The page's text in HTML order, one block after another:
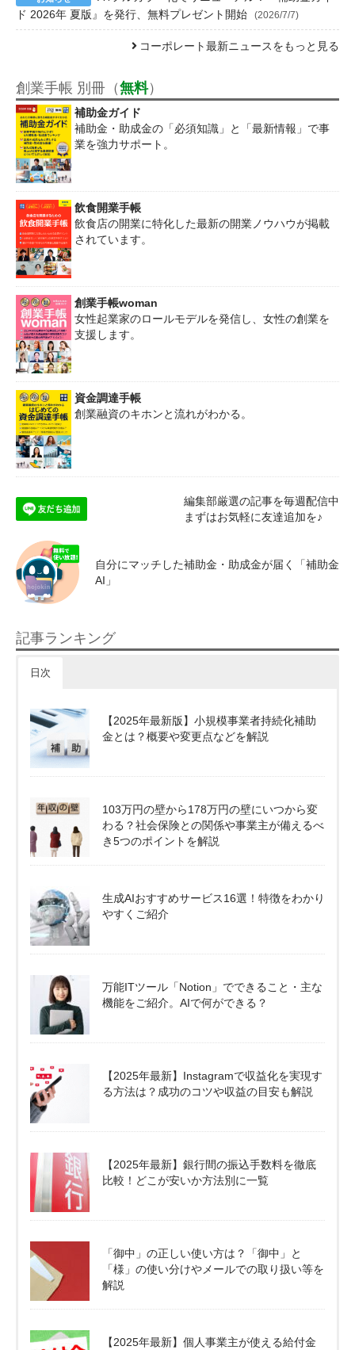
ド 2026年 夏版』を発行、無料プレゼント開始
(2026/7/7)
コーポレート最新ニュースをもっと見る
創業手帳 別冊（無料）
補助金ガイド
補助金・助成金の「必須知識」と「最新情報」で事
業を強力サポート。
飲食開業手帳
飲食店の開業に特化した最新の開業ノウハウが掲載
されています。
創業手帳woman
女性起業家のロールモデルを発信し、女性の創業を
支援します。
資金調達手帳
創業融資のキホンと流れがわかる。
編集部厳選の記事を毎週配信中
まずはお気軽に友達追加を♪
自分にマッチした補助金・助成金が届く「補助金
AI」
記事ランキング
日次
【2025年最新版】小規模事業者持続化補助
金とは？概要や変更点などを解説
103万円の壁から178万円の壁にいつから変
わる？社会保険との関係や事業主が備えるべ
き5つのポイントを解説
生成AIおすすめサービス16選！特徴をわかり
やすくご紹介
万能ITツール「Notion」でできること・主な
機能をご紹介。AIで何ができる？
【2025年最新】Instagramで収益化を実現す
る方法は？成功のコツや収益の目安も解説
【2025年最新】銀行間の振込手数料を徹底
比較！どこが安いか方法別に一覧
「御中」の正しい使い方は？「御中」と
「様」の使い分けやメールでの取り扱い等を
解説
【2025年最新】個人事業主が使える給付金